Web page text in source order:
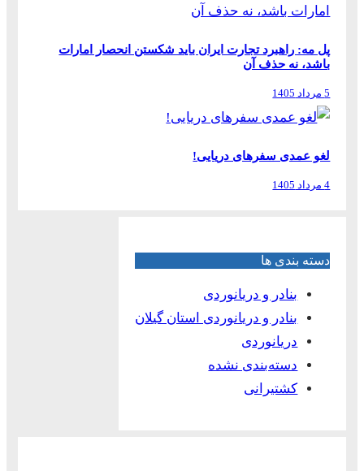
پل مه: راهبرد تجارت ایران باید شکستن انحصار امارات
باشد، نه حذف آن
5 مرداد 1405
لغو عمدی سفرهای دریایی!
4 مرداد 1405
دسته بندی ها
بنادر و دریانوردی
بنادر و دریانوردی استان گیلان
دریانوردی
دسته‌بندی نشده
کشتیرانی